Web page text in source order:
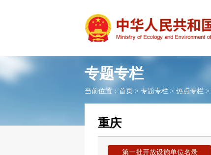
专题专栏
当前位置： 首页 > 专题专栏 > 热点专栏 >
重庆
第一批开放设施单位名录